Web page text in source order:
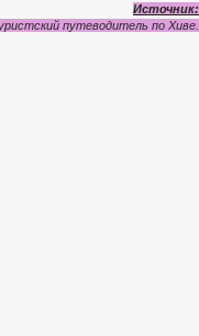
Источник:
путеводитель по Хиве.